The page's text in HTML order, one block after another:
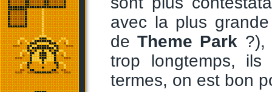
avec la plus
deTheme Park ?),
trop longtemps,
termes, on est bon